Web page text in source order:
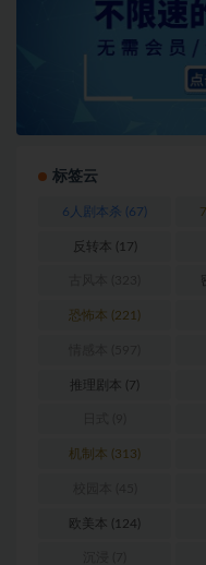
标签云
6人剧本杀 (67)
反转本 (17)
恐怖本 (221)
推理剧本 (7)
机制本 (313)
欧美本 (124)